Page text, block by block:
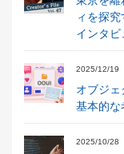
ィを探
インタビ
2025/12/19
オブジ
基本的な
2025/10/28